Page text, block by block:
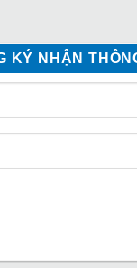
KÝ NHẬN